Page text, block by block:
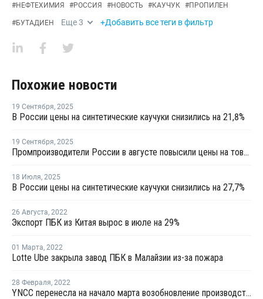
#НЕФТЕХИМИЯ #РОССИЯ #НОВОСТЬ #КАУЧУК #ПРОПИЛЕН
#БУТАДИЕН Еще3 +Добавить все теги в фильтр
Похожие новости
19 Сентября, 2025
В России цены на синтетические каучуки снизились на 21,8%
19 Сентября, 2025
Промпроизводители России в августе повысили цены на товары на 1,1%
18 Июля, 2025
В России цены на синтетические каучуки снизились на 27,7%
26 Августа, 2022
Экспорт ПБК из Китая вырос в июле на 29%
01 Марта, 2022
Lotte Ube закрыла завод ПБК в Малайзии из-за пожара
28 Февраля, 2022
YNCC перенесла на начало марта возобновление производства бутадиена на линии №1 в Йосу